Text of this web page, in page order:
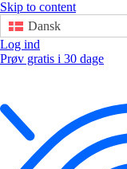
Skip to content
Dansk
Log ind
Prøv gratis i 30 dage